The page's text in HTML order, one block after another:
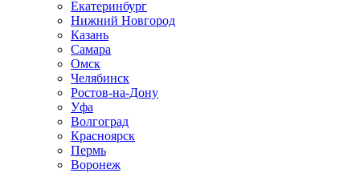
Екатеринбург
Нижний Новгород
Казань
Самара
Омск
Челябинск
Ростов-на-Дону
Уфа
Волгоград
Красноярск
Пермь
Воронеж